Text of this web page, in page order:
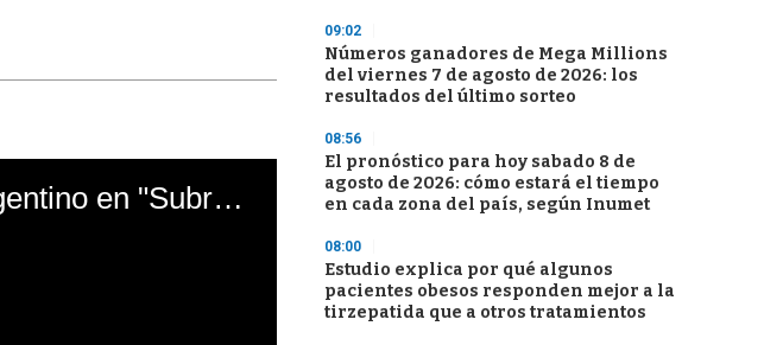
El mal momento de Yanina Gasañol con un hincha argentino en "Subrayado"
09:02
Números ganadores de Mega Millions
del viernes 7 de agosto de 2026: los
resultados del último sorteo
08:56
El pronóstico para hoy sabado 8 de
agosto de 2026: cómo estará el tiempo
en cada zona del país, según Inumet
08:00
Estudio explica por qué algunos
pacientes obesos responden mejor a la
tirzepatida que a otros tratamientos